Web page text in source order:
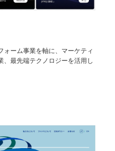
ォーム事業を軸に、マーケティ
、最先端テクノロジーを活用し